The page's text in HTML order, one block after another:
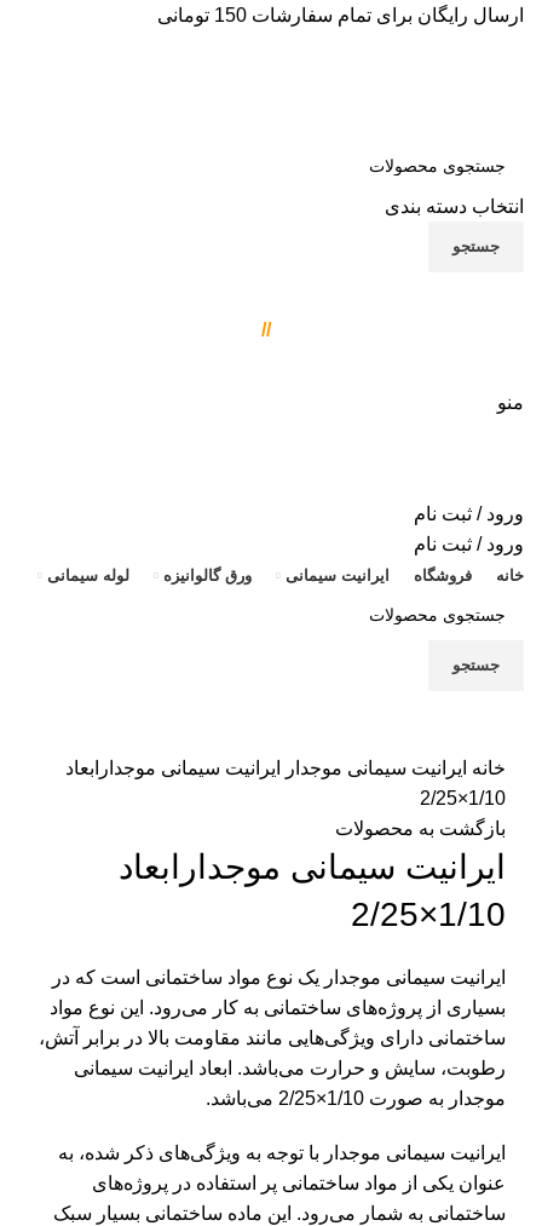
ارسال رایگان برای تمام سفارشات 150 تومانی
انتخاب دسته بندی
جستجو
//
منو
ورود / ثبت نام
ورود / ثبت نام
خانه فروشگاه ایرانیت سیمانی ورق گالوانیزه لوله سیمانی
جستجو
خانه ایرانیت سیمانی موجدار
ایرانیت سیمانی موجدارابعاد
1/10×2/25
بازگشت به محصولات
ایرانیت سیمانی موجدارابعاد
1/10×2/25
ایرانیت سیمانی موجدار یک نوع مواد ساختمانی است که در
بسیاری از پروژه‌های ساختمانی به کار می‌رود. این نوع مواد
ساختمانی دارای ویژگی‌هایی مانند مقاومت بالا در برابر آتش،
رطوبت، سایش و حرارت می‌باشد. ابعاد ایرانیت سیمانی
موجدار به صورت 1/10×2/25 می‌باشد.
ایرانیت سیمانی موجدار با توجه به ویژگی‌های ذکر شده، به
عنوان یکی از مواد ساختمانی پر استفاده در پروژه‌های
ساختمانی به شمار می‌رود. این ماده ساختمانی بسیار سبک